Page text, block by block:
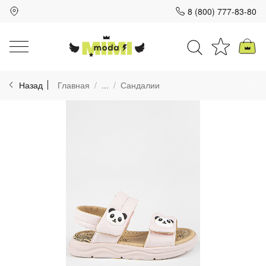
8 (800) 777-83-80
Назад Главная ... Сандалии
Для клиентов всех банков
Разбейте